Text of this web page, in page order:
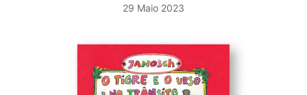
29 Maio 2023